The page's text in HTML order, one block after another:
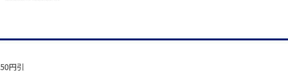
50円引